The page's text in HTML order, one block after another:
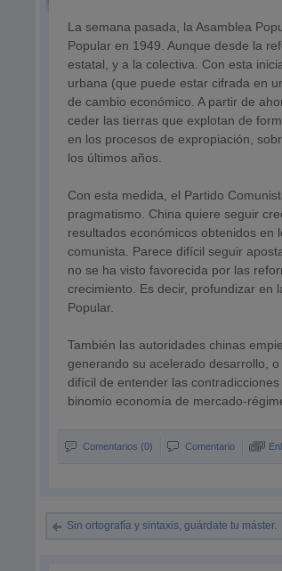
La semana pasada, la Asamblea
Popular en 1949. Aunque desde la
estatal, y a la colectiva. Con esta
urbana (que puede estar cifrada en
de cambio económico. A partir de
ceder las tierras que explotan de
en los procesos de expropiación,
los últimos años.
Con esta medida, el Partido
pragmatismo. China quiere seguir
resultados económicos obtenidos en
comunista. Parece difícil seguir
no se ha visto favorecida por las
crecimiento. Es decir, profundizar en
Popular.
También las autoridades chinas
generando su acelerado desarrollo,
difícil de entender las
binomio economía de mercado-
Comentarios (0) Comentario
Sin ortografía y sintaxis, guárdate tu máster.